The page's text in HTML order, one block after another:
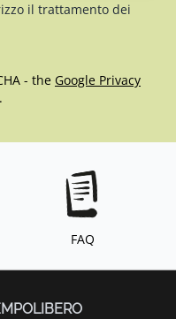
il trattamento dei
- the Google Privacy
FAQ